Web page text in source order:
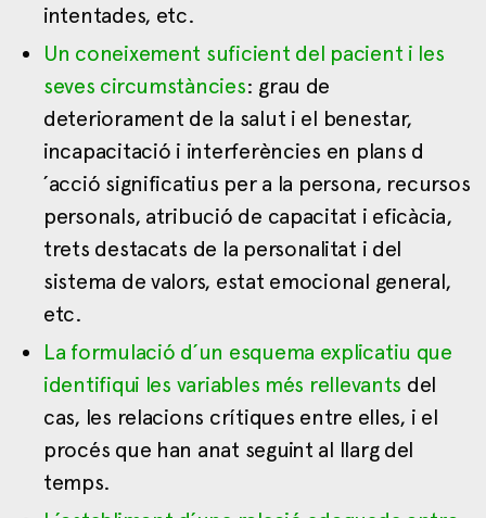
intentades, etc.
Un coneixement suficient del pacient i les
seves circumstàncies: grau de
deteriorament de la salut i el benestar,
incapacitació i interferències en plans d
´acció significatius per a la persona, recursos
personals, atribució de capacitat i eficàcia,
trets destacats de la personalitat i del
sistema de valors, estat emocional general,
etc.
La formulació d´un esquema explicatiu que
identifiqui les variables més rellevants del
cas, les relacions crítiques entre elles, i el
procés que han anat seguint al llarg del
temps.